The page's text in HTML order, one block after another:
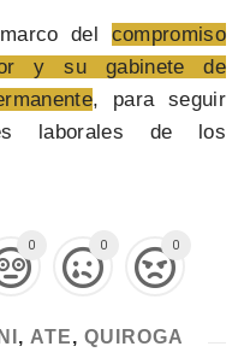
del compromiso
y su gabinete de
, para seguir
laborales de los
0 0 0
, ATE, QUIROGA